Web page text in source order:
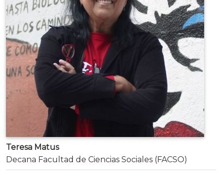
Teresa Matus
Decana Facultad de Ciencias Sociales (FACSO)